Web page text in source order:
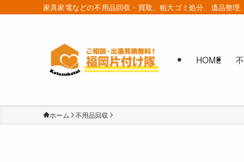
家具家電などの不用品回収・買取、粗大ゴミ処分、遺品整
HOME
ホーム 不用品回収